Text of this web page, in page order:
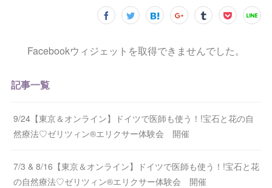
Facebookウィジェットを取得できませんでした。
記事一覧
9/24【東京＆オンライン】ドイツで医師も使う！!宝石と花の自
然療法♡ゼリツィン®エリクサー体験会 開催
7/3 & 8/16【東京＆オンライン】ドイツで医師も使う！!宝石と花
の自然療法♡ゼリツィン®エリクサー体験会 開催